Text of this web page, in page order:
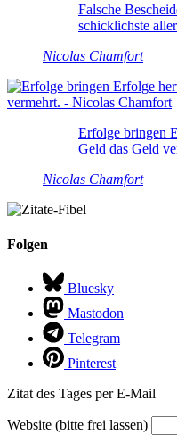
Falsche
schicklichste
Nicolas Chamfort
Erfolge bringen
Geld das Geld
Nicolas Chamfort
Folgen
Bluesky
Mastodon
Telegram
Pinterest
Zitat des Tages per E-Mail
Website (bitte frei lassen)